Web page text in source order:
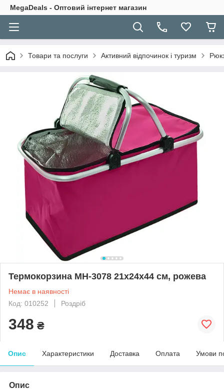
MegaDeals - Оптовий інтернет магазин
Товари та послуги Активний відпочинок і туризм
Термокорзина MH-3078 21х24х44 см, рожева
Немає в наявності
Код: 010252
Роздріб
348 ₴
Опис Характеристики Доставка Оплата Умови
Опис